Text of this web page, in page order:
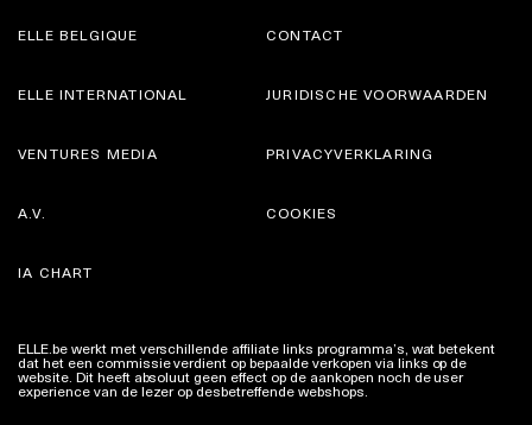
ELLE BELGIQUE CONTACT
ELLE INTERNATIONAL
VENTURES MEDIA
JURIDISCHE VOORWAARDEN
PRIVACYVERKLARING
A.V.
IA CHART
COOKIES
ELLE.be werkt met verschillende affiliate links programma’s, wat betekent
dat het een commissie verdient op bepaalde verkopen via links op de
website. Dit heeft absoluut geen effect op de aankopen noch de user
experience van de lezer op desbetreffende webshops.